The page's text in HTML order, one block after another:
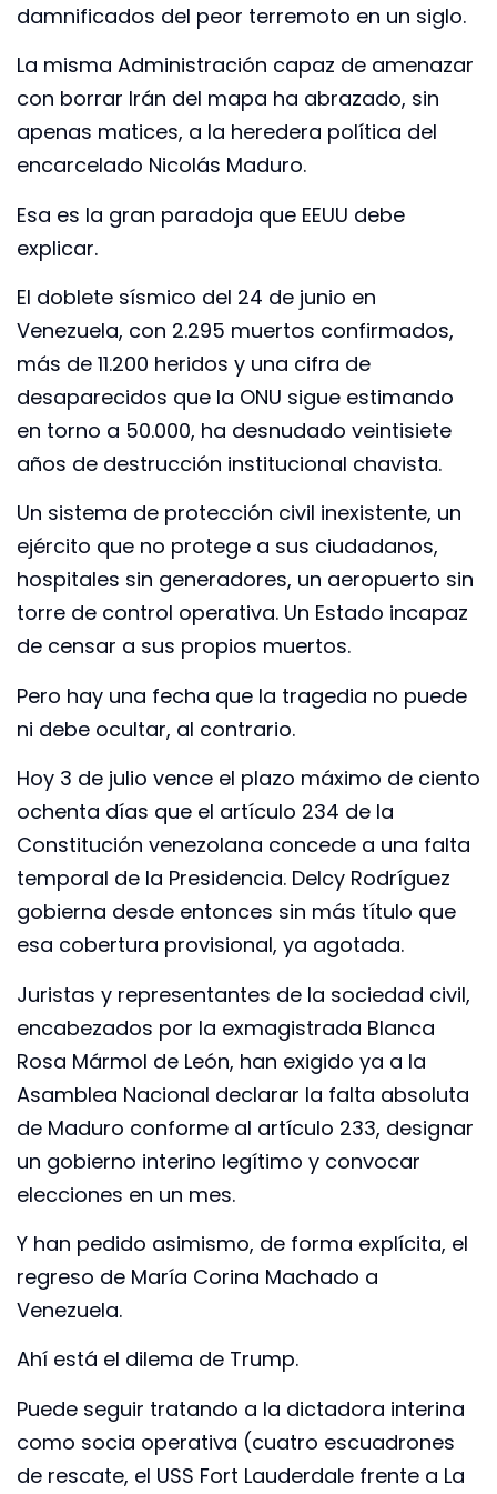
damnificados del peor terremoto en un siglo.
La misma Administración capaz de amenazar
con borrar Irán del mapa ha abrazado, sin
apenas matices, a la heredera política del
encarcelado Nicolás Maduro.
Esa es la gran paradoja que EEUU debe
explicar.
El doblete sísmico del 24 de junio en
Venezuela, con 2.295 muertos confirmados,
más de 11.200 heridos y una cifra de
desaparecidos que la ONU sigue estimando
en torno a 50.000, ha desnudado veintisiete
años de destrucción institucional chavista.
Un sistema de protección civil inexistente, un
ejército que no protege a sus ciudadanos,
hospitales sin generadores, un aeropuerto sin
torre de control operativa. Un Estado incapaz
de censar a sus propios muertos.
Pero hay una fecha que la tragedia no puede
ni debe ocultar, al contrario.
Hoy 3 de julio vence el plazo máximo de ciento
ochenta días que el artículo 234 de la
Constitución venezolana concede a una falta
temporal de la Presidencia. Delcy Rodríguez
gobierna desde entonces sin más título que
esa cobertura provisional, ya agotada.
Juristas y representantes de la sociedad civil,
encabezados por la exmagistrada Blanca
Rosa Mármol de León, han exigido ya a la
Asamblea Nacional declarar la falta absoluta
de Maduro conforme al artículo 233, designar
un gobierno interino legítimo y convocar
elecciones en un mes.
Y han pedido asimismo, de forma explícita, el
regreso de María Corina Machado a
Venezuela.
Ahí está el dilema de Trump.
Puede seguir tratando a la dictadora interina
como socia operativa (cuatro escuadrones
de rescate, el USS Fort Lauderdale frente a La